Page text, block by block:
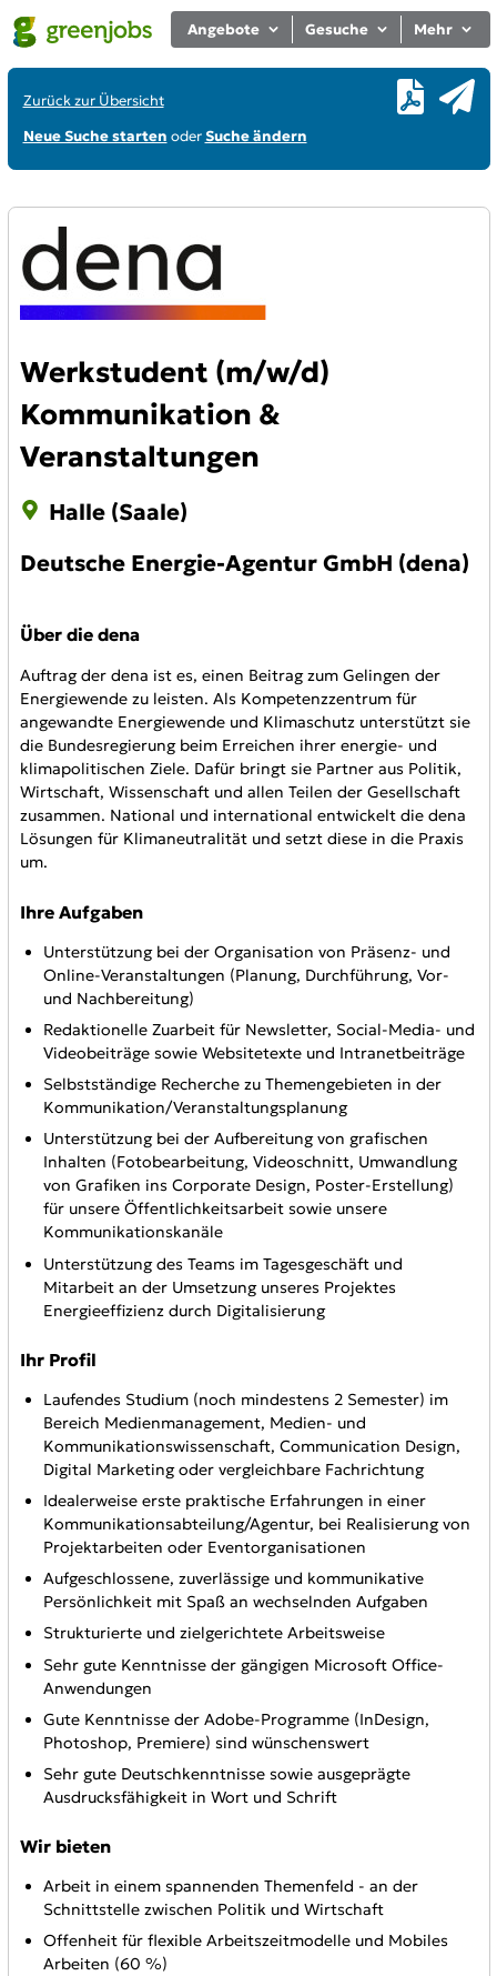
Angebote Gesuche Mehr
Zurück zur Übersicht
Neue Suche starten oderSuche ändern
Werkstudent (m/w/d)
Kommunikation &
Veranstaltungen
Halle (Saale)
Deutsche Energie-Agentur GmbH (dena)
Über die dena
Auftrag der dena ist es, einen Beitrag zum Gelingen der
Energiewende zu leisten. Als Kompetenzzentrum für
angewandte Energiewende und Klimaschutz unterstützt sie
die Bundesregierung beim Erreichen ihrer energie- und
klimapolitischen Ziele. Dafür bringt sie Partner aus Politik,
Wirtschaft, Wissenschaft und allen Teilen der Gesellschaft
zusammen. National und international entwickelt die dena
Lösungen für Klimaneutralität und setzt diese in die Praxis
um.
Ihre Aufgaben
Unterstützung bei der Organisation von Präsenz- und
Online-Veranstaltungen (Planung, Durchführung, Vor-
und Nachbereitung)
Redaktionelle Zuarbeit für Newsletter, Social-Media- und
Videobeiträge sowie Websitetexte und Intranetbeiträge
Selbstständige Recherche zu Themengebieten in der
Kommunikation/Veranstaltungsplanung
Unterstützung bei der Aufbereitung von grafischen
Inhalten (Fotobearbeitung, Videoschnitt, Umwandlung
von Grafiken ins Corporate Design, Poster-Erstellung)
für unsere Öffentlichkeitsarbeit sowie unsere
Kommunikationskanäle
Unterstützung des Teams im Tagesgeschäft und
Mitarbeit an der Umsetzung unseres Projektes
Energieeffizienz durch Digitalisierung
Ihr Profil
Laufendes Studium (noch mindestens 2 Semester) im
Bereich Medienmanagement, Medien- und
Kommunikationswissenschaft, Communication Design,
Digital Marketing oder vergleichbare Fachrichtung
Idealerweise erste praktische Erfahrungen in einer
Kommunikationsabteilung/Agentur, bei Realisierung von
Projektarbeiten oder Eventorganisationen
Aufgeschlossene, zuverlässige und kommunikative
Persönlichkeit mit Spaß an wechselnden Aufgaben
Strukturierte und zielgerichtete Arbeitsweise
Sehr gute Kenntnisse der gängigen Microsoft Office-
Anwendungen
Gute Kenntnisse der Adobe-Programme (InDesign,
Photoshop, Premiere) sind wünschenswert
Sehr gute Deutschkenntnisse sowie ausgeprägte
Ausdrucksfähigkeit in Wort und Schrift
Wir bieten
Arbeit in einem spannenden Themenfeld - an der
Schnittstelle zwischen Politik und Wirtschaft
Offenheit für flexible Arbeitszeitmodelle und Mobiles
Arbeiten (60 %)